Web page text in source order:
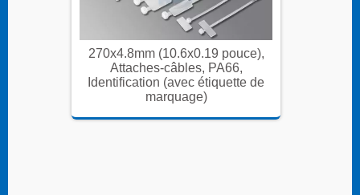
270x4.8mm (10.6x0.19 pouce),
Attaches-câbles, PA66,
Identification (avec étiquette de
marquage)